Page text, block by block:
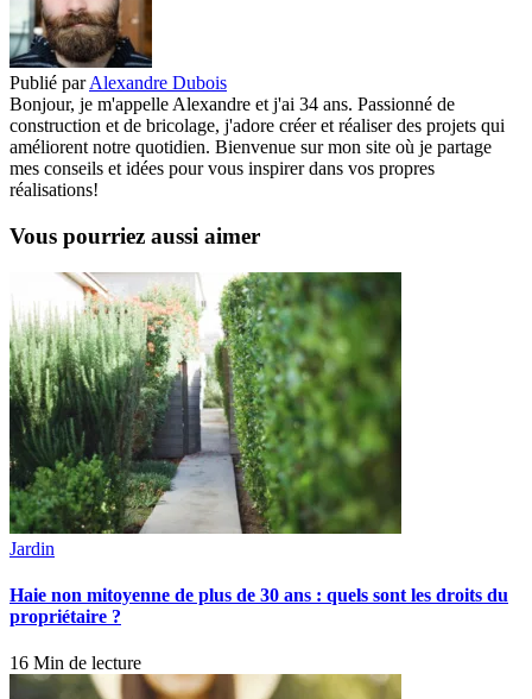
Publié parAlexandre Dubois
Bonjour, je m'appelle Alexandre et j'ai 34 ans. Passionné de
construction et de bricolage, j'adore créer et réaliser des projets qui
améliorent notre quotidien. Bienvenue sur mon site où je partage
mes conseils et idées pour vous inspirer dans vos propres
réalisations!
Vous pourriez aussi aimer
Jardin
Haie non mitoyenne de plus de 30 ans : quels sont les droits du
propriétaire ?
16 Min de lecture